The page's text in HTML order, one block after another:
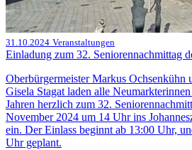
31.10.2024 Veranstaltungen
Einladung zum 32. Seniorennachmittag
Oberbürgermeister Markus Ochsenkühn
Gisela Stagat laden alle
Jahren herzlich zum 32.
November 2024 um 14 Uhr ins
ein. Der Einlass beginnt ab 13:00 Uhr,
Uhr geplant.